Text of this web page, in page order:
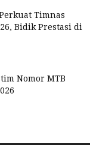
Timnas
Bidik Prestasi di
Nomor MTB